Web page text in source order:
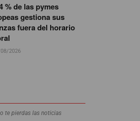
% de las pymes
gestiona sus
fuera del horario
2026
te pierdas las noticias